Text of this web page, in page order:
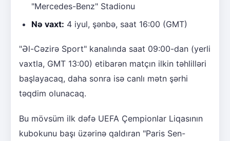
"Mercedes-Benz" Stadionu
Nə vaxt: 4 iyul, şənbə, saat 16:00 (GMT)
"Əl-Cəzirə Sport" kanalında saat 09:00-dan (yerli
vaxtla, GMT 13:00) etibarən matçın ilkin təhlilləri
başlayacaq, daha sonra isə canlı mətn şərhi
təqdim olunacaq.
Bu mövsüm ilk dəfə UEFA Çempionlar Liqasının
kubokunu başı üzərinə qaldıran "Paris Sen-